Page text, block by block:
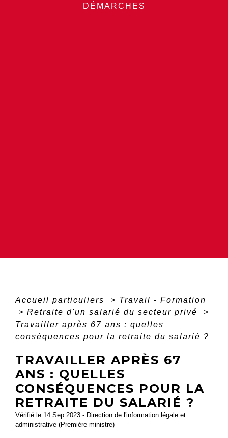
DÉMARCHES
Accueil particuliers > Travail - Formation
> Retraite d'un salarié du secteur privé
>
Travailler après 67 ans : quelles
conséquences pour la retraite du salarié ?
TRAVAILLER APRÈS 67
ANS : QUELLES
CONSÉQUENCES POUR LA
RETRAITE DU SALARIÉ ?
Vérifié le 14 Sep 2023 - Direction de l'information légale et
administrative (Première ministre)